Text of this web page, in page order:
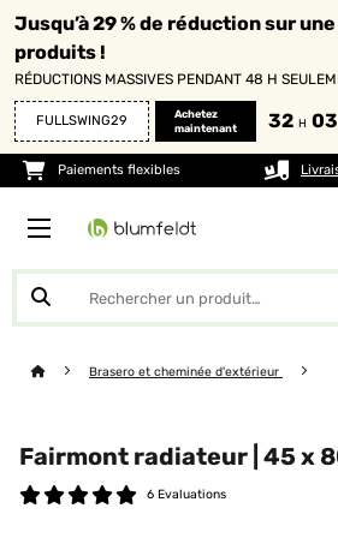
Jusqu’à 29 % de réduction sur
produits !
RÉDUCTIONS MASSIVES PENDANT 48 H
FULLSWING29
Achetez
maintenant
32 H 03
Paiements flexibles
Brasero et cheminée d'extérieur
Fairmont radiateur | 45 x
6 Evaluations